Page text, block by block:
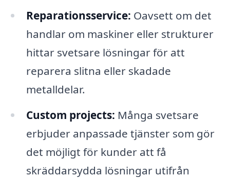
Reparationsservice: Oavsett om det
handlar om maskiner eller strukturer
hittar svetsare lösningar för att
reparera slitna eller skadade
metalldelar.
Custom projects: Många svetsare
erbjuder anpassade tjänster som gör
det möjligt för kunder att få
skräddarsydda lösningar utifrån